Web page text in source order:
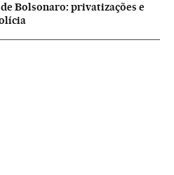
Bolsonaro: privatizações e